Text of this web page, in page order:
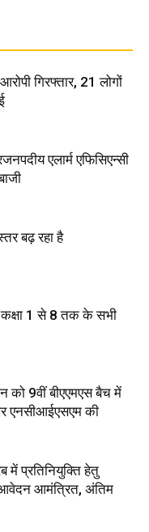
गिरफ्तार, 21 लोगों
एलार्म एफिसिएन्सी
बढ़ रहा है
1 से 8 तक के सभी
को 9वीं बीएएमएस बैच में
एनसीआईएसएम की
प्रतिनियुक्ति हेतु
आवेदन आमंत्रित, अंतिम